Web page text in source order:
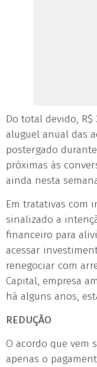
Do total devido,
aluguel anual das
postergado
próximas às
ainda nesta
Em tratativas com
sinalizado a
financeiro para
acessar
renegociar com
Capital, empresa
há alguns anos,
REDUÇÃO
O acordo que vem
apenas o